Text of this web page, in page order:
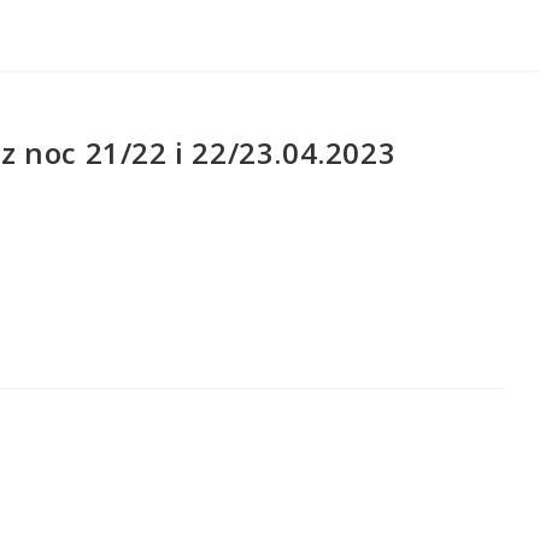
noc 21/22 i 22/23.04.2023